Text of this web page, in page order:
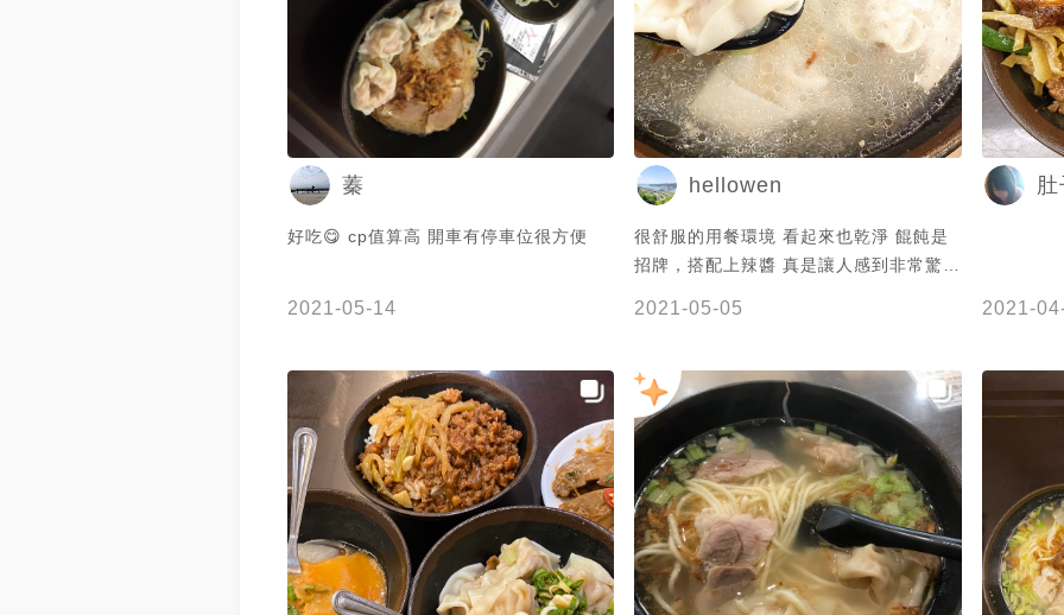
蓁
好吃😋 cp值算高 開車有停車位很方便
2021-05-14
hellowen
很舒服的用餐環境 看起來也乾淨 餛飩是
招牌，搭配上辣醬 真是讓人感到非常驚艷
2021-05-05 2021-